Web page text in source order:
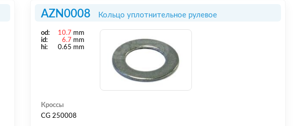
AZN0008 Кольцо уплотнительное рулевое
od: 10.7 mm
id:
6.7 mm
hi:
0.65 mm
Кроссы
CG 250008